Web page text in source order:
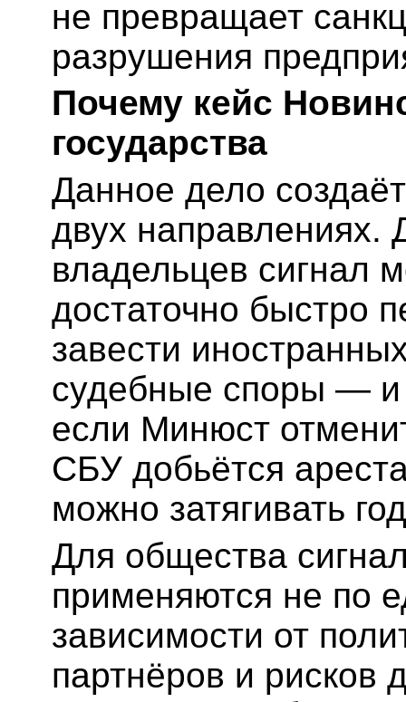
не превращает
разрушения
Почему кейс
государства
Данное дело
двух направлениях.
владельцев сигнал
достаточно быстро
завести
судебные споры — и
если Минюст
СБУ добьётся
можно затягивать
Для общества
применяются не по
зависимости от
партнёров и рисков